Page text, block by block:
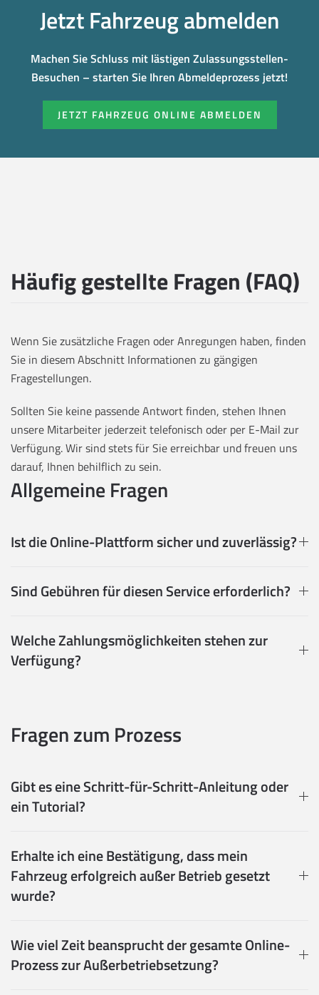
Jetzt Fahrzeug abmelden
Machen Sie Schluss mit lästigen Zulassungsstellen-
Besuchen – starten Sie Ihren Abmeldeprozess jetzt!
JETZT FAHRZEUG ONLINE ABMELDEN
Häufig gestellte Fragen (FAQ)
Wenn Sie zusätzliche Fragen oder Anregungen haben, finden
Sie in diesem Abschnitt Informationen zu gängigen
Fragestellungen.
Sollten Sie keine passende Antwort finden, stehen Ihnen
unsere Mitarbeiter jederzeit telefonisch oder per E-Mail zur
Verfügung. Wir sind stets für Sie erreichbar und freuen uns
darauf, Ihnen behilflich zu sein.
Allgemeine Fragen
Ist die Online-Plattform sicher und zuverlässig?
Sind Gebühren für diesen Service erforderlich?
Welche Zahlungsmöglichkeiten stehen zur
Verfügung?
Fragen zum Prozess
Gibt es eine Schritt-für-Schritt-Anleitung oder
ein Tutorial?
Erhalte ich eine Bestätigung, dass mein
Fahrzeug erfolgreich außer Betrieb gesetzt
wurde?
Wie viel Zeit beansprucht der gesamte Online-
Prozess zur Außerbetriebsetzung?